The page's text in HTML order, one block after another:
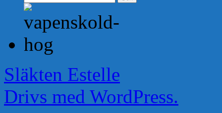
efter:
Släkten Estelle
Drivs med WordPress.